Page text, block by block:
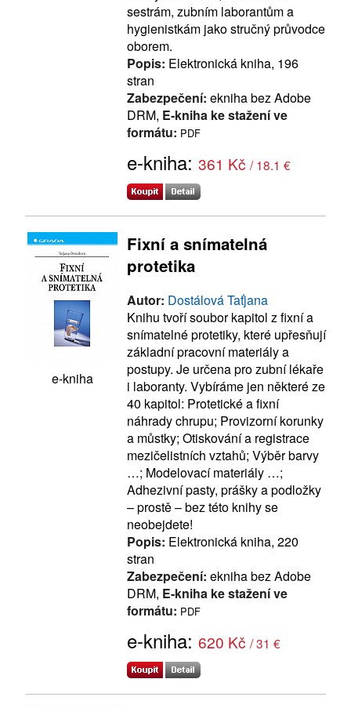
sestrám, zubním laborantům a
hygienistkám jako stručný průvodce
oborem.
Popis: Elektronická kniha, 196
stran
Zabezpečení: ekniha bez Adobe
DRM, E-kniha ke stažení ve
formátu: PDF
e-kniha: 361 Kč / 18.1 €
e-kniha
Fixní a snímatelná
protetika
Autor: Dostálová Taťjana
Knihu tvoří soubor kapitol z fixní a
snímatelné protetiky, které upřesňují
základní pracovní materiály a
postupy. Je určena pro zubní lékaře
i laboranty. Vybíráme jen některé ze
40 kapitol: Protetické a fixní
náhrady chrupu; Provizorní korunky
a můstky; Otiskování a registrace
mezičelistních vztahů; Výběr barvy
…; Modelovací materiály …;
Adhezivní pasty, prášky a podložky
– prostě – bez této knihy se
neobejdete!
Popis: Elektronická kniha, 220
stran
Zabezpečení: ekniha bez Adobe
DRM, E-kniha ke stažení ve
formátu: PDF
e-kniha: 620 Kč / 31 €